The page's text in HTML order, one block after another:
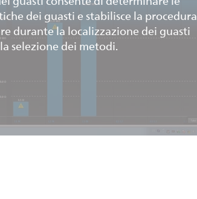
dei guasti e stabilisce la procedura
durante la localizzazione dei guasti
selezione dei metodi.